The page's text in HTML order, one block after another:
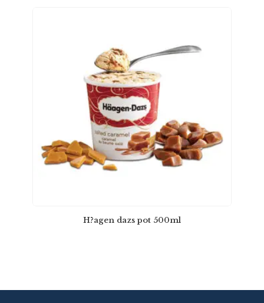
H?agen dazs pot 500ml